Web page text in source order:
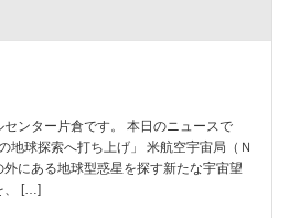
ンター片倉です。 本日のニュースで
地球探索へ打ち上げ」 米航空宇宙局（Ｎ
にある地球型惑星を探す新たな宇宙望
、 […]